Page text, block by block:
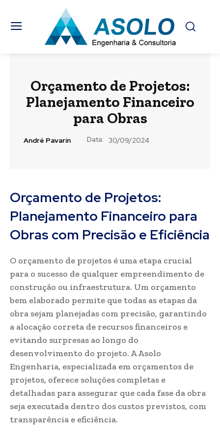
Orçamento de Projetos:
Planejamento Financeiro
para Obras
André Pavarin Data: 30/09/2024
Orçamento de Projetos:
Planejamento Financeiro para
Obras com Precisão e Eficiência
O orçamento de projetos é uma etapa crucial
para o sucesso de qualquer empreendimento de
construção ou infraestrutura. Um orçamento
bem elaborado permite que todas as etapas da
obra sejam planejadas com precisão, garantindo
a alocação correta de recursos financeiros e
evitando surpresas ao longo do
desenvolvimento do projeto. A Asolo
Engenharia, especializada em orçamentos de
projetos, oferece soluções completas e
detalhadas para assegurar que cada fase da obra
seja executada dentro dos custos previstos, com
transparência e eficiência.